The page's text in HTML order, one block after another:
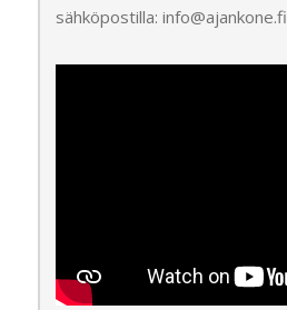
sähköpostilla: info@ajankone.fi